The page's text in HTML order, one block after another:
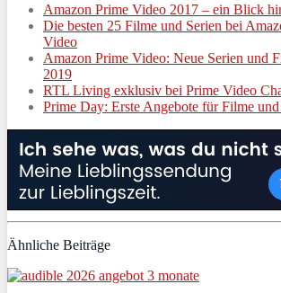
Amazon Prime Video 2017 – ein Blick
Die besten 25 Filme und Serien bei
Video
Amazon Prime Video: Neue Serien und
2019
RTL Living exklusiv bei Prime Video
Prime Day: Erste Angebote für Filme und
Ähnliche Beiträge